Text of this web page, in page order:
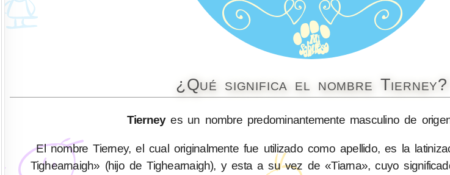
¿Qué significa el nombre Tierney?
Tierneyes un nombre predominantemente masculino de
El nombre Tierney, el cual originalmente fue utilizado como apellido, es la
Tighearnaigh» (hijo de Tighearnaigh), y esta a su vez de «Tiarna», cuyo